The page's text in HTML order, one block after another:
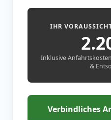
IHR
Inklusive
&
Verbindliches